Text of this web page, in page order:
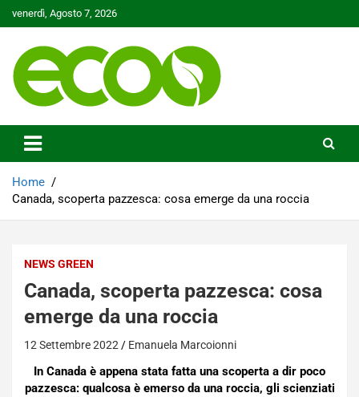
to
venerdì, Agosto 7, 2026
Ecoo.it
Home
Canada, scoperta pazzesca: cosa emerge da una roccia
NEWS GREEN
Canada, scoperta pazzesca: cosa
emerge da una roccia
12 Settembre 2022 Emanuela Marcoionni
In Canada è appena stata fatta una scoperta a dir poco
pazzesca: qualcosa è emerso da una roccia, gli scienziati